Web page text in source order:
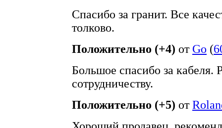
Спасибо за гранит. Все
толково.
Положительно (+4) от Go (
Большое спасибо за кабеля.
сотрудничеству.
Положительно (+5) от